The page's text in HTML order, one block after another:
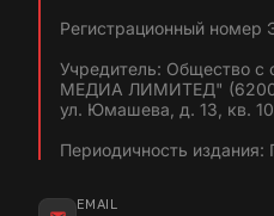
Регистрационный
Учредитель: Общество с
МЕДИА ЛИМИТЕД"
ул. Юмашева, д. 13, кв.
Периодичность
EMAIL